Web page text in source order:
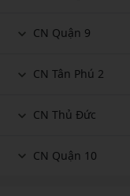
CN Quận 9
CN Tân Phú 2
CN Thủ Đức
CN Quận 10